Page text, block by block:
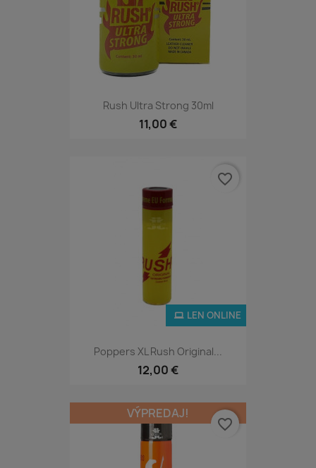
Rush Ultra Strong 30ml
11,00 €
Poppers XL Rush Original...
12,00 €
LEN ONLINE
favorite_border
VÝPREDAJ!
favorite_border